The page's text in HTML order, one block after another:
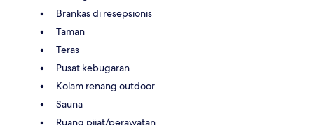
Brankas di resepsionis
Taman
Teras
Pusat kebugaran
Kolam renang outdoor
Sauna
Ruang pijat/perawatan